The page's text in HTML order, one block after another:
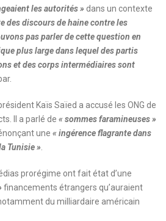
les autorités » dans un contexte
des discours de haine contre les
pas parler de cette question en
plus large dans lequel des partis
et des corps intermédiaires sont
Kaïs Saïed a accusé les ONG de
Il a parlé de « sommes faramineuses »
une « ingérence flagrante dans
Tunisie »
prorégime ont fait état d’une
financements étrangers qu’auraient
du milliardaire américain